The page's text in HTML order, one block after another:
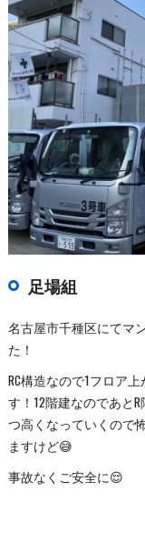
足場組
名古屋市千種区にてマ
た！
RC構造なので1フロア
す！12階建なのであと
つ高くなっていくので
ますけど😅
事故なくご安全に😌